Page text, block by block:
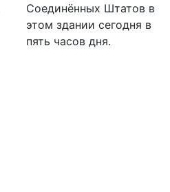
Соединённых Штатов в
этом здании сегодня в
пять часов дня.